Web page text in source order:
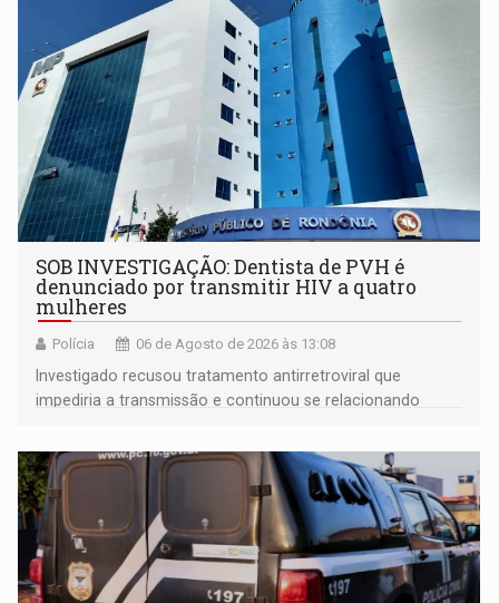
SOB INVESTIGAÇÃO: Dentista de PVH é
denunciado por transmitir HIV a quatro
mulheres
Polícia 06 de Agosto de 2026 às 13:08
Investigado recusou tratamento antirretroviral que
impediria a transmissão e continuou se relacionando